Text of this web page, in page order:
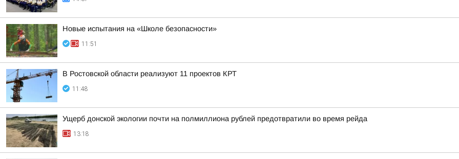
Новые испытания на «Школе безопасности»
11:51
В Ростовской области реализуют 11 проектов КРТ
11:48
Ущерб донской экологии почти на полмиллиона рублей предотвратили во время рейда
13:18